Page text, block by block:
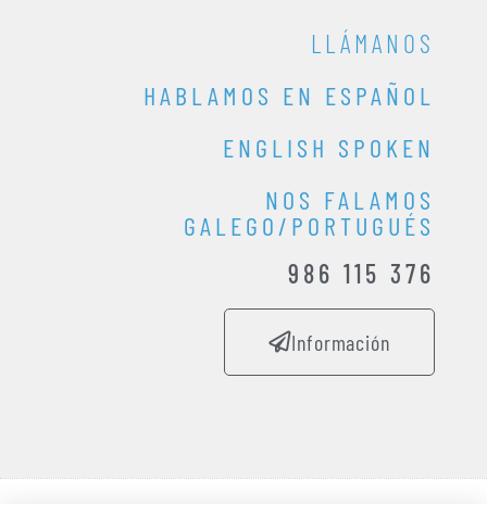
LLÁMANOS
HABLAMOS EN ESPAÑOL
ENGLISH SPOKEN
NOS FALAMOS
GALEGO/PORTUGUÉS
986 115 376
Información